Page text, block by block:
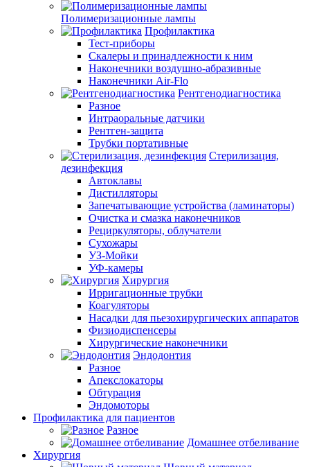
Полимеризационные лампы
Профилактика
Тест-приборы
Скалеры и принадлежности к ним
Наконечники воздушно-абразивные
Наконечники Air-Flo
Рентгенодиагностика
Разное
Интраоральные датчики
Рентген-защита
Трубки портативные
Стерилизация,
дезинфекция
Автоклавы
Дистилляторы
Запечатывающие устройства (ламинаторы)
Очистка и смазка наконечников
Рециркуляторы, облучатели
Сухожары
УЗ-Мойки
УФ-камеры
Хирургия
Ирригационные трубки
Коагуляторы
Насадки для пьезохирургических аппаратов
Физиодиспенсеры
Хирургические наконечники
Эндодонтия
Разное
Апекслокаторы
Обтурация
Эндомоторы
Профилактика для пациентов
Разное
Домашнее отбеливание
Хирургия